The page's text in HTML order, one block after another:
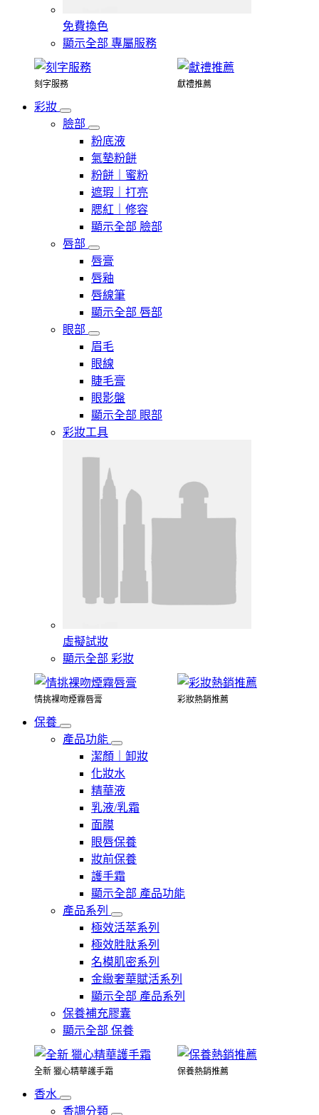
免費換色
顯示全部 專屬服務
刻字服務 獻禮推薦
彩妝
臉部
粉底液
氣墊粉餅
粉餅｜蜜粉
遮瑕｜打亮
腮紅｜修容
顯示全部 臉部
唇部
唇膏
唇釉
唇線筆
顯示全部 唇部
眼部
眉毛
眼線
睫毛膏
眼影盤
顯示全部 眼部
彩妝工具
虛擬試妝
顯示全部 彩妝
情挑裸吻煙霧唇膏 彩妝熱銷推薦
保養
產品功能
潔顏｜卸妝
化妝水
精華液
乳液/乳霜
面膜
眼唇保養
妝前保養
護手霜
顯示全部 產品功能
產品系列
極效活萃系列
極效胜肽系列
名模肌密系列
金緻奢華賦活系列
顯示全部 產品系列
保養補充膠囊
顯示全部 保養
全新 獵心精華護手霜 保養熱銷推薦
香水
香調分類